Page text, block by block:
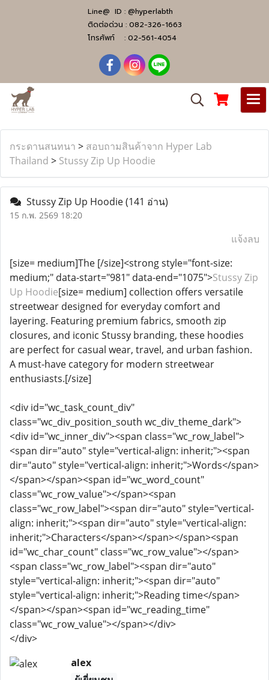
Line@ ID : @hyperlabth
ติดต่อด่วน : 082-326-1663
โทรศัพท์ : 02-561-4054
กระดานสนทนา > สอบถามสินค้าจาก Hyper Lab
Thailand > Stussy Zip Up Hoodie
Stussy Zip Up Hoodie(141 อ่าน)
15 ก.พ. 2569 18:20
แจ้งลบ
[size= medium]The [/size]<strong style="font-size:
medium;" data-start="981" data-end="1075">Stussy Zip
Up Hoodie[size= medium] collection offers versatile
streetwear designed for everyday comfort and
layering. Featuring premium fabrics, smooth zip
closures, and iconic Stussy branding, these hoodies
are perfect for casual wear, travel, and urban fashion.
A must-have category for modern streetwear
enthusiasts.[/size]
<div id="wc_task_count_div"
class="wc_div_position_south wc_div_theme_dark">
<div id="wc_inner_div"><span class="wc_row_label">
<span dir="auto" style="vertical-align: inherit;"><span
dir="auto" style="vertical-align: inherit;">Words</span>
</span></span><span id="wc_word_count"
class="wc_row_value"></span><span
class="wc_row_label"><span dir="auto" style="vertical-
align: inherit;"><span dir="auto" style="vertical-align:
inherit;">Characters</span></span></span><span
id="wc_char_count" class="wc_row_value"></span>
<span class="wc_row_label"><span dir="auto"
style="vertical-align: inherit;"><span dir="auto"
style="vertical-align: inherit;">Reading time</span>
</span></span><span id="wc_reading_time"
class="wc_row_value"></span></div>
</div>
alex